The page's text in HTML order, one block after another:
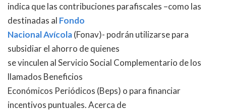
indica que las contribuciones parafiscales –como las
destinadas al Fondo
Nacional Avícola(Fonav)- podrán utilizarse para
subsidiar el ahorro de quienes
se vinculen al Servicio Social Complementario de los
llamados Beneficios
Económicos Periódicos (Beps) o para financiar
incentivos puntuales. Acerca de